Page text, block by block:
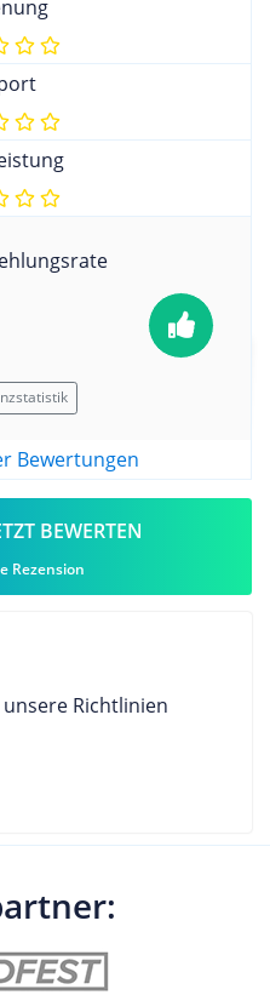
Bewertungen
BEWERTEN
Rezension
Richtlinien